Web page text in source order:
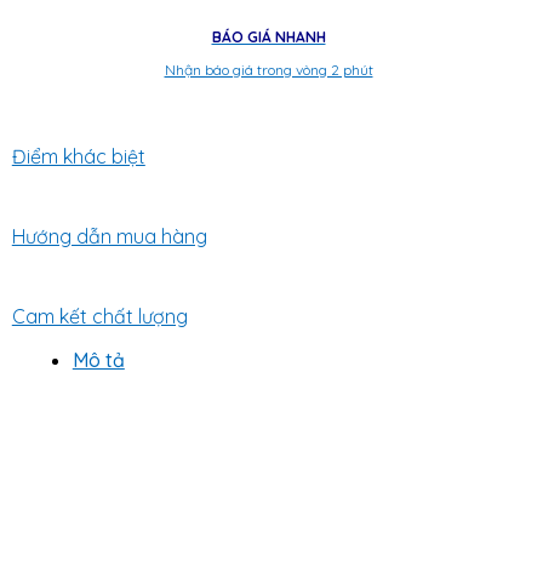
BÁO GIÁ NHANH
Nhận báo giá trong vòng 2 phút
Điểm khác biệt
Hướng dẫn mua hàng
Cam kết chất lượng
Mô tả